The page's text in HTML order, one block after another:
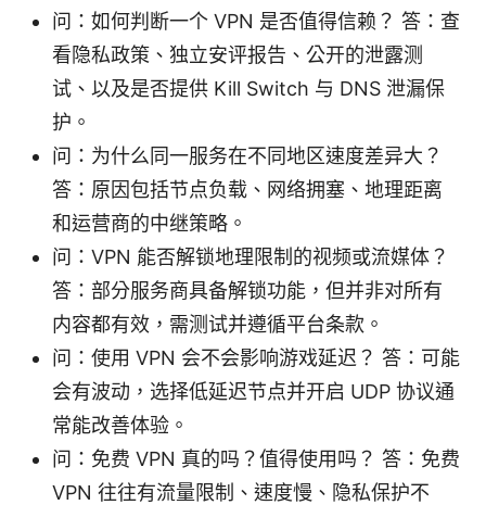
问：如何判断一个 VPN 是否值得信赖？ 答：查
看隐私政策、独立安评报告、公开的泄露测
试、以及是否提供 Kill Switch 与 DNS 泄漏保
护。
问：为什么同一服务在不同地区速度差异大？
答：原因包括节点负载、网络拥塞、地理距离
和运营商的中继策略。
问：VPN 能否解锁地理限制的视频或流媒体？
答：部分服务商具备解锁功能，但并非对所有
内容都有效，需测试并遵循平台条款。
问：使用 VPN 会不会影响游戏延迟？ 答：可能
会有波动，选择低延迟节点并开启 UDP 协议通
常能改善体验。
问：免费 VPN 真的吗？值得使用吗？ 答：免费
VPN 往往有流量限制、速度慢、隐私保护不